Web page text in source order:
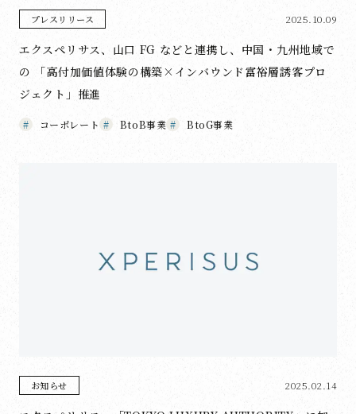
プレスリリース 2025.10.09
エクスペリサス、山口 FG などと連携し、中国・九州地域で
の 「高付加価値体験の構築×インバウンド富裕層誘客プロ
ジェクト」推進
コーポレート BtoB事業 BtoG事業
お知らせ 2025.02.14